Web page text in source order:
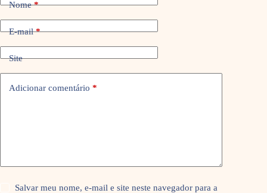
Nome*
E-mail*
Site
Adicionar comentário *
Salvar meu nome, e-mail e site neste navegador para a